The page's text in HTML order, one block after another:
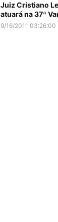
Juiz Cristiano
atuará na 37ª
9/16/2011 03:26:00